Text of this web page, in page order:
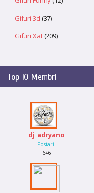
Gifuri 3d (37)
Gifuri Xat(209)
Top 10 Membri
dj_adryano
Postari:
646